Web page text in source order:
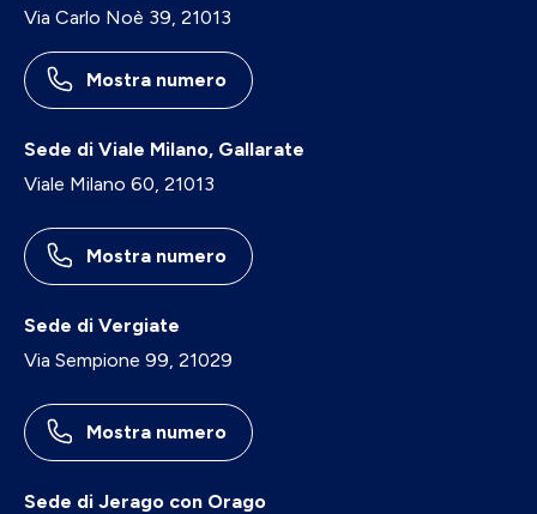
Via Carlo Noè 39, 21013
Mostra numero
Sede di Viale Milano, Gallarate
Viale Milano 60, 21013
Mostra numero
Sede di Vergiate
Via Sempione 99, 21029
Mostra numero
Sede di Jerago con Orago